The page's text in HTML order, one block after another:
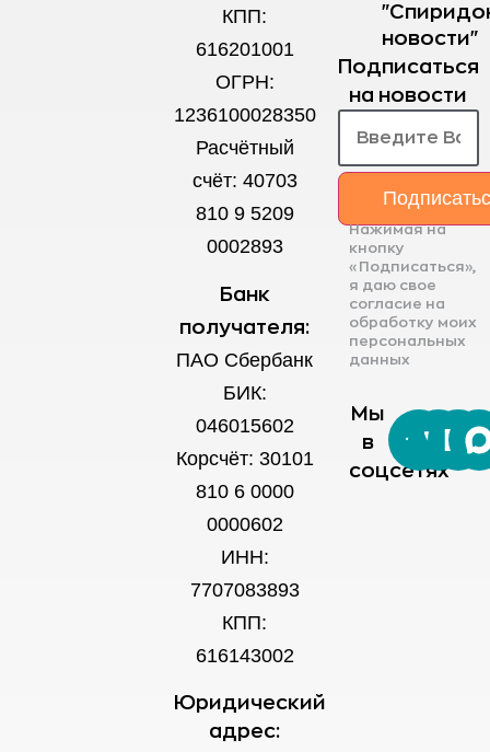
КПП:
616201001
ОГРН:
1236100028350
Расчётный
счёт: 40703
810 9 5209
0002893
Банк
получателя:
ПАО Сбербанк
БИК:
046015602
Корсчёт: 30101
810 6 0000
0000602
ИНН:
7707083893
КПП:
616143002
Юридический
адрес:
новости"
Подписаться
на новости
Нажимая на
кнопку
«Подписаться»,
я даю свое
согласие на
обработку моих
персональных
данных
Мы
в
соцсетях